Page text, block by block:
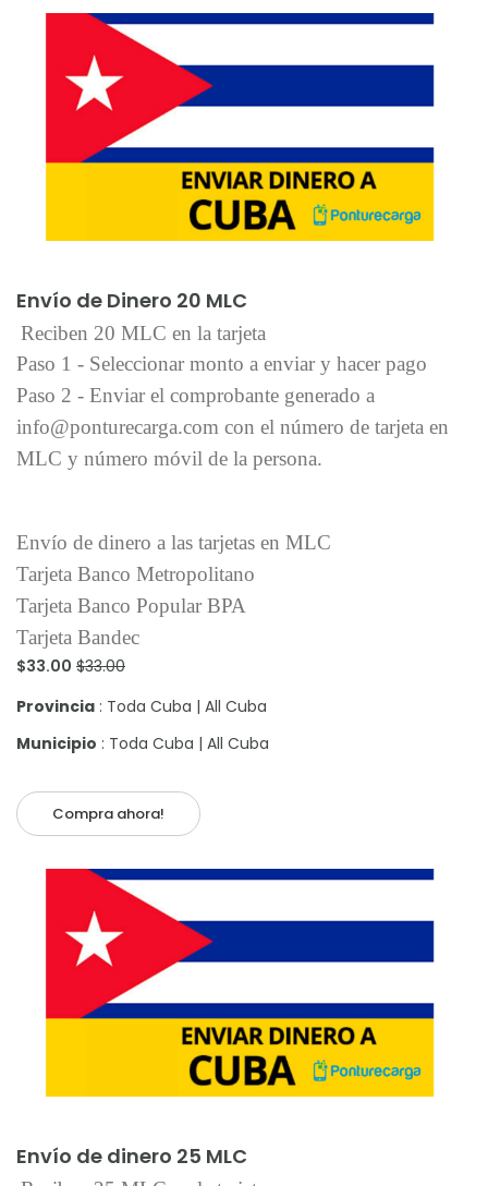
Envío de Dinero 20 MLC
Reciben 20 MLC en la tarjeta
Paso 1 - Seleccionar monto a enviar y hacer pago
Paso 2 - Enviar el comprobante generado a
info@ponturecarga.com con el número de tarjeta en
MLC y número móvil de la persona.
Envío de dinero a las tarjetas en MLC
Tarjeta Banco Metropolitano
Tarjeta Banco Popular BPA
Tarjeta Bandec
$33.00 $33.00
Provincia : Toda Cuba | All Cuba
Municipio : Toda Cuba | All Cuba
Compra ahora!
Envío de dinero 25 MLC